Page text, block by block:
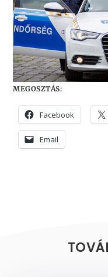
MEGOSZTÁS:
Facebook
Email